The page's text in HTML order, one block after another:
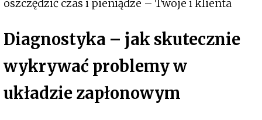
oszczędzić czas i pieniądze – Twoje i klienta
Diagnostyka – jak skutecznie
wykrywać problemy w
układzie zapłonowym